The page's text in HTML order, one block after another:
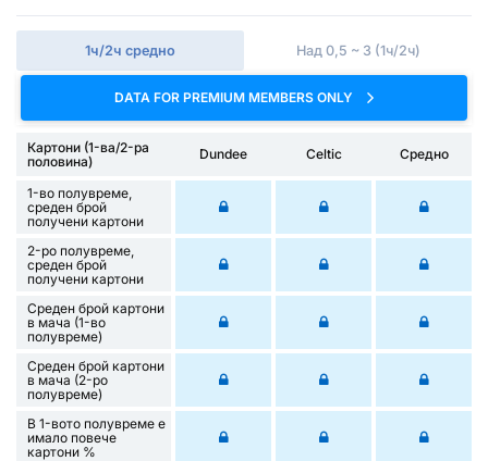
1ч/2ч средно Над 0,5 ~ 3 (1ч/2ч)
DATA FOR PREMIUM MEMBERS ONLY
Картони (1-ва/2-ра
половина)
Dundee Celtic Средно
1-во полувреме,
среден брой
получени картони
2-ро полувреме,
среден брой
получени картони
Среден брой картони
в мача (1-во
полувреме)
Среден брой картони
в мача (2-ро
полувреме)
В 1-вото полувреме е
имало повече
картони %